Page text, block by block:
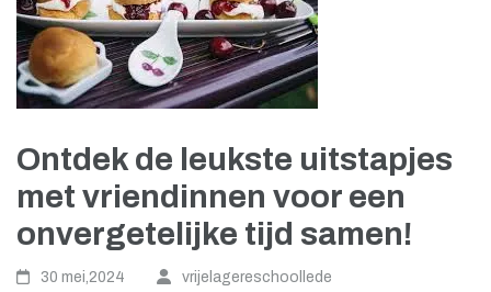
Ontdek de leukste uitstapjes
met vriendinnen voor een
onvergetelijke tijd samen!
30 mei,2024
vrijelagereschoollede